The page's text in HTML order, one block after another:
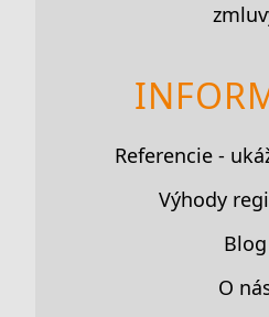
Referencie -
Výhody
Blog
O